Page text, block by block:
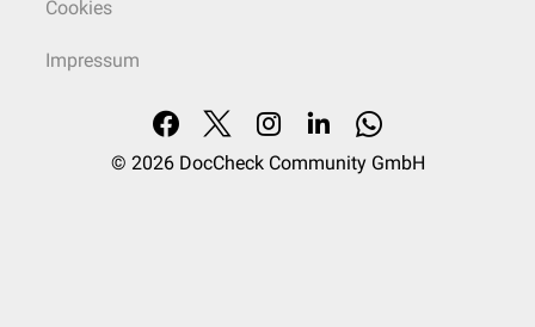
Cookies
Impressum
© 2026 DocCheck Community GmbH